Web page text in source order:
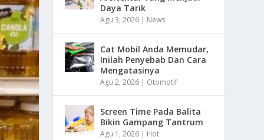
Daya Tarik
Agu 3, 2026 | News
Cat Mobil Anda Memudar,
Inilah Penyebab Dan Cara
Mengatasinya
Agu 2, 2026 | Otomotif
Screen Time Pada Balita
Bikin Gampang Tantrum
Agu 1, 2026 | Hot